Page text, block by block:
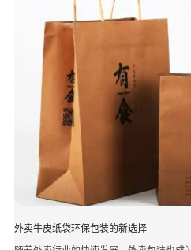
外卖牛皮纸袋环保包装的新选择